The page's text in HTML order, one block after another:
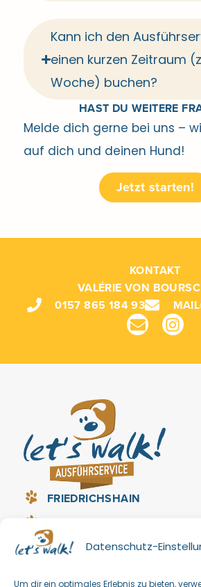
Datenschutz-
Um dir ein optimales Erlebnis zu bieten,
Kann ich den
einen kurzen Zeitraum
Woche) buchen?
HAST DU WEITERE
Melde dich gerne bei uns –
auf dich und deinen Hund!
Jetzt starten!
KONTAKT
VALÉRIE VON
0157 865 184 93
FRIEDRICHSHAIN
LICHTENBERG